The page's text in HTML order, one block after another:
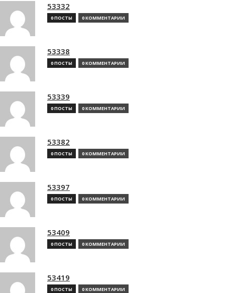
53332
0 ПОСТЫ 0 КОММЕНТАРИИ
53338
0 ПОСТЫ 0 КОММЕНТАРИИ
53339
0 ПОСТЫ 0 КОММЕНТАРИИ
53382
0 ПОСТЫ 0 КОММЕНТАРИИ
53397
0 ПОСТЫ 0 КОММЕНТАРИИ
53409
0 ПОСТЫ 0 КОММЕНТАРИИ
53419
0 ПОСТЫ 0 КОММЕНТАРИИ